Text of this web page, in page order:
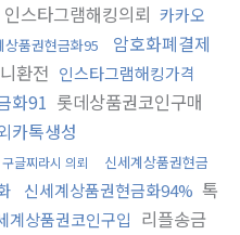
인스타그램해킹의뢰 카카오
상품권현금화95
암호화폐결제
환전 인스타그램해킹가격
화91 롯데상품권코인구매
카톡생성
구글찌라시 의뢰
신세계상품권현금
신세계상품권현금화94% 톡
계상품권코인구입 리플송금